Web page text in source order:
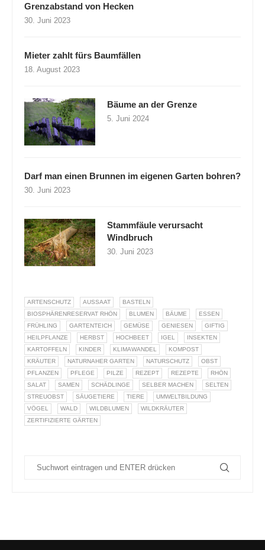
Grenzabstand von Hecken
30. Juni 2023
Mieter zahlt fürs Baumfällen
18. August 2023
Bäume an der Grenze
5. Juni 2024
Darf man einen Brunnen im eigenen Garten bohren?
30. Juni 2023
Stammfäule verursacht
Windbruch
30. Juni 2023
ARTENSCHUTZ AUSSAAT
BASTELN
BIOSPHÄRENRESERVAT RHÖN
BLUMEN BÄUME
ESSEN
FRÜHLING
GARTENTEICH GEMÜSE GENIESEN
GIFTIG
HEILPFLANZE
HERBST HOCHBEET IGEL
INSEKTEN
KARTOFFELN
KINDER KLIMAWANDEL
KOMPOST
KRÄUTER
NATURNAHER GARTEN NATURSCHUTZ
OBST
PFLANZEN
PFLEGE PILZE REZEPT REZEPTE
RHÖN
SALAT
SAMEN SCHÄDLINGE SELBER MACHEN
SELTEN
STREUOBST
SÄUGETIERE TIERE
UMWELTBILDUNG
VÖGEL
WALD WILDBLUMEN
WILDKRÄUTER
ZERTIFIZIERTE GÄRTEN